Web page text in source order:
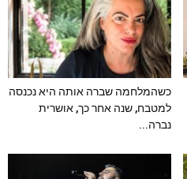
כשהמלחמה שברה אותה היא נכנסה
למטבח, שנה אחר כך, אושרית
נברה...